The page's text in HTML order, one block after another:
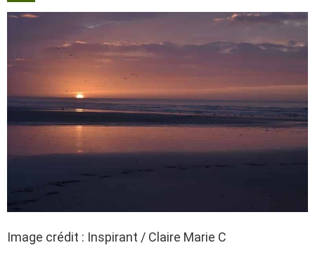
Image crédit : Inspirant / Claire Marie C